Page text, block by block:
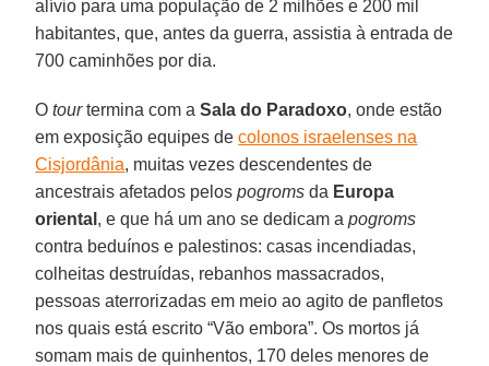
alívio para uma população de 2 milhões e 200 mil
habitantes, que, antes da guerra, assistia à entrada de
700 caminhões por dia.
Otourtermina com aSala do Paradoxo, onde estão
em exposição equipes decolonos israelenses na
Cisjordânia, muitas vezes descendentes de
ancestrais afetados pelospogroms da Europa
oriental , e que há um ano se dedicam apogroms
contra beduínos e palestinos: casas incendiadas,
colheitas destruídas, rebanhos massacrados,
pessoas aterrorizadas em meio ao agito de panfletos
nos quais está escrito “Vão embora”. Os mortos já
somam mais de quinhentos, 170 deles menores de